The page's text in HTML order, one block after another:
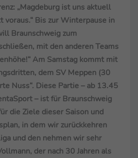
„Magdeburg ist uns aktuell
voraus.“ Bis zur Winterpause in
Braunschweig zum
mit den anderen Teams
Am Samstag kommt mit
dem SV Meppen (30
Nuss“. Diese Partie – ab 13.45
– ist für Braunschweig
die Ziele dieser Saison und
in dem wir zurückkehren
und den nehmen wir sehr
der nach 30 Jahren als